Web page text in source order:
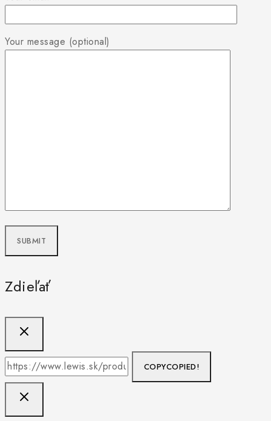
Your message (optional)
Zdieľať
COPYCOPIED!